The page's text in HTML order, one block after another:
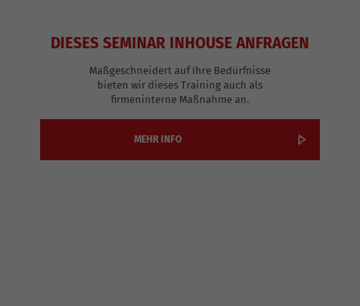
DIESES SEMINAR INHOUSE ANFRAGEN
Maßgeschneidert auf Ihre Bedürfnisse
bieten wir dieses Training auch als
firmeninterne Maßnahme an.
MEHR INFO